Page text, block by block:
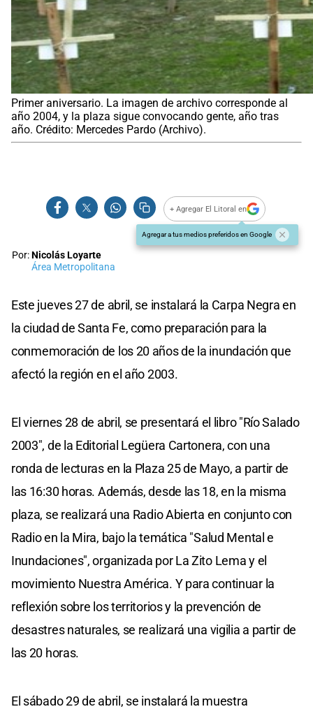
Primer aniversario. La imagen de archivo corresponde al
año 2004, y la plaza sigue convocando gente, año tras
año. Crédito: Mercedes Pardo (Archivo).
+ Agregar El Litoral en
Agregar a tus medios preferidos en Google
Por:Nicolás Loyarte
Área Metropolitana
Este jueves 27 de abril, se instalará la Carpa Negra en
la ciudad de Santa Fe, como preparación para la
conmemoración de los 20 años de la inundación que
afectó la región en el año 2003.
El viernes 28 de abril, se presentará el libro "Río Salado
2003", de la Editorial Legüera Cartonera, con una
ronda de lecturas en la Plaza 25 de Mayo, a partir de
las 16:30 horas. Además, desde las 18, en la misma
plaza, se realizará una Radio Abierta en conjunto con
Radio en la Mira, bajo la temática "Salud Mental e
Inundaciones", organizada por La Zito Lema y el
movimiento Nuestra América. Y para continuar la
reflexión sobre los territorios y la prevención de
desastres naturales, se realizará una vigilia a partir de
las 20 horas.
El sábado 29 de abril, se instalará la muestra